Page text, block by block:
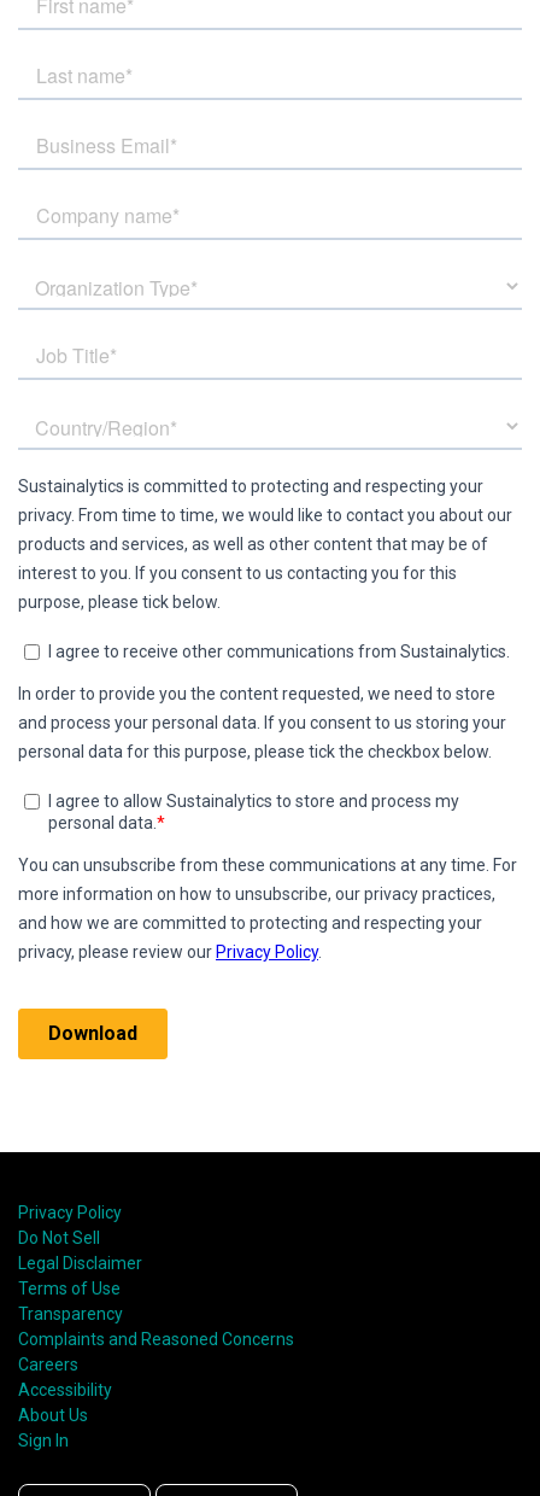
Privacy Policy
Do Not Sell
Legal Disclaimer
Terms of Use
Transparency
Complaints and Reasoned Concerns
Careers
Accessibility
About Us
Sign In